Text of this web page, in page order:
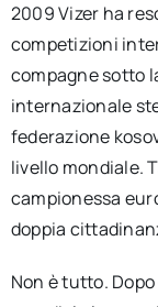
2009 Vizer ha
competizioni
compagne sotto
internazionale
federazione
livello mondiale.
campionessa
doppia
Non è tutto.